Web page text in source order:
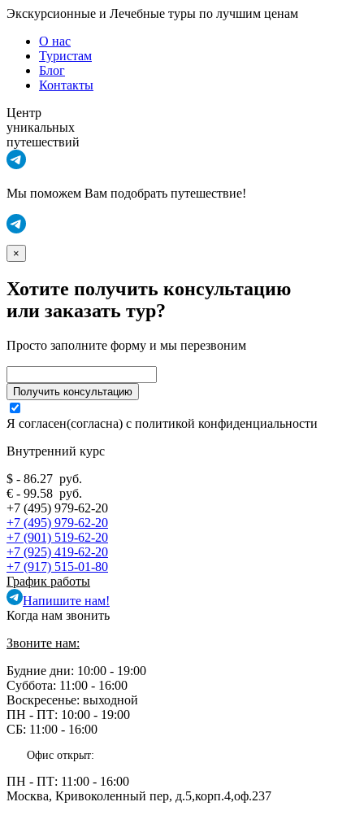
Экскурсионные и Лечебные туры по лучшим ценам
О нас
Туристам
Блог
Контакты
Центр
уникальных
путешествий
Мы поможем Вам подобрать путешествие!
×
Хотите получить консультацию
или заказать тур?
Просто заполните форму и мы перезвоним
Я согласен(согласна) с политикой конфиденциальности
Внутренний курс
$ - 86.27 руб.
€ - 99.58 руб.
+7 (495) 979-62-20
+7 (495) 979-62-20
+7 (901) 519-62-20
+7 (925) 419-62-20
+7 (917) 515-01-80
График работы
Напишите нам!
Когда нам звонить
Звоните нам:
Будние дни: 10:00 - 19:00
Суббота: 11:00 - 16:00
Воскресенье: выходной
ПН - ПТ: 10:00 - 19:00
СБ: 11:00 - 16:00
Офис открыт:
ПН - ПТ: 11:00 - 16:00
Москва, Кривоколенный пер, д.5,корп.4,оф.237